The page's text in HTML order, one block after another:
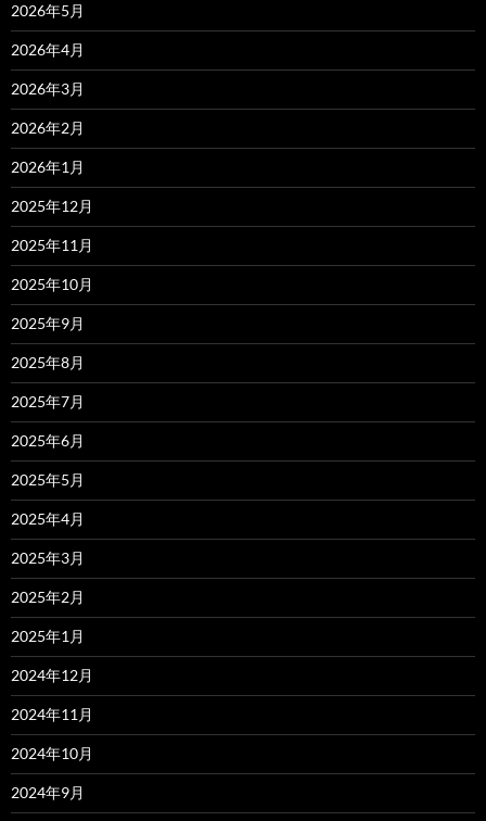
2026年5月
2026年4月
2026年3月
2026年2月
2026年1月
2025年12月
2025年11月
2025年10月
2025年9月
2025年8月
2025年7月
2025年6月
2025年5月
2025年4月
2025年3月
2025年2月
2025年1月
2024年12月
2024年11月
2024年10月
2024年9月